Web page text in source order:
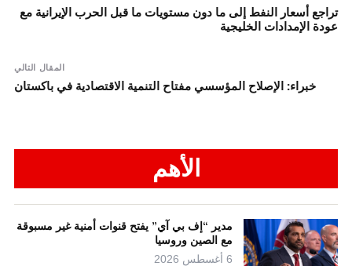
تراجع أسعار النفط إلى ما دون مستويات ما قبل الحرب الإيرانية مع
عودة الإمدادات الخليجية
المقال التالي
خبراء: الإصلاح المؤسسي مفتاح التنمية الاقتصادية في باكستان
الأهم
مدير “إف بي آي” يفتح قنوات أمنية غير مسبوقة
مع الصين وروسيا
6 أغسطس 2026